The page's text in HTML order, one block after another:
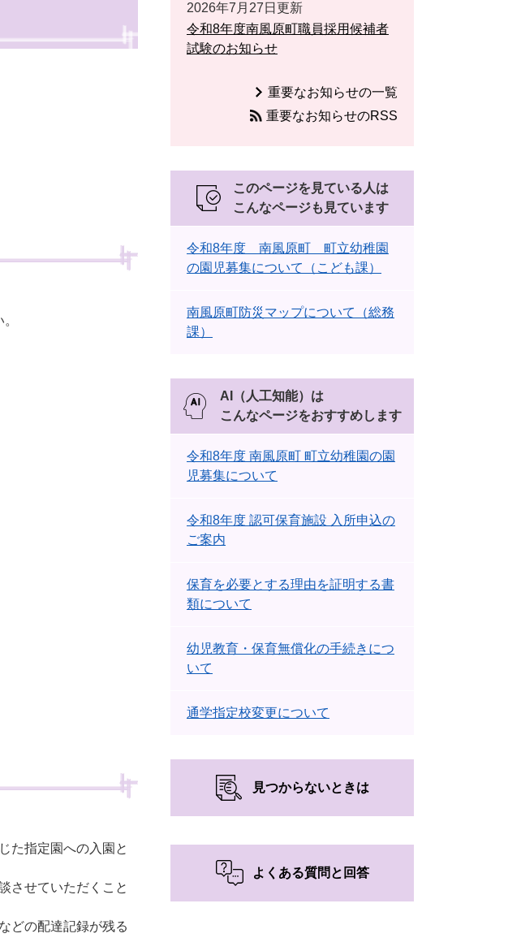
た指定園への入園と
させていただくこと
どの配達記録が残る
2026年7月27日更新
令和8年度南風原町職員採用候補者
試験のお知らせ
重要なお知らせの一覧
重要なお知らせのRSS
このページを見ている人は
こんなページも見ています
令和8年度 南風原町 町立幼稚園
の園児募集について（こども課）
南風原町防災マップについて（総務
課）
AI（人工知能）は
こんなページをおすすめします
令和8年度 南風原町 町立幼稚園の園
児募集について
令和8年度 認可保育施設 入所申込の
ご案内
保育を必要とする理由を証明する書
類について
幼児教育・保育無償化の手続きにつ
いて
通学指定校変更について
見つからないときは
よくある質問と回答